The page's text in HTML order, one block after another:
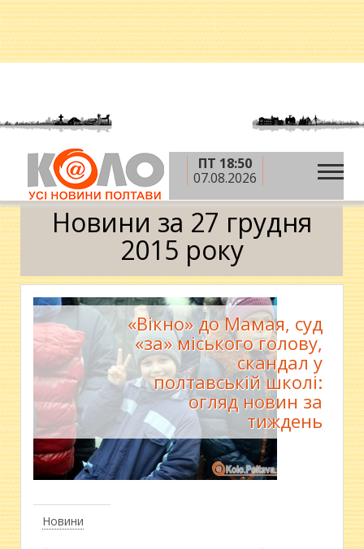
ПТ 18:50
07.08.2026
Головна » 2015 рік » грудень »27 грудня
Календар
Новини за 27 грудня
2015 року
Новини
«Вікно» до Мамая, суд
«за» міського голову,
скандал у
полтавській школі:
огляд новин за
тиждень